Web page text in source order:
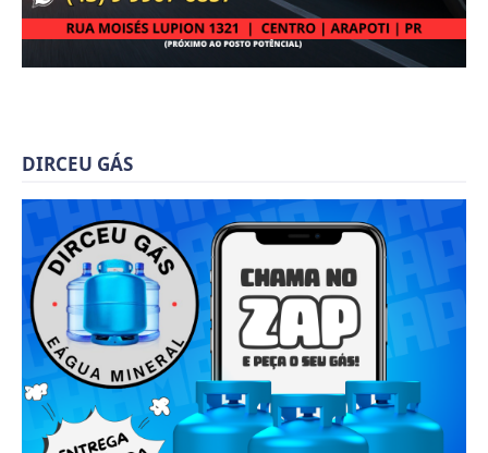
DIRCEU GÁS